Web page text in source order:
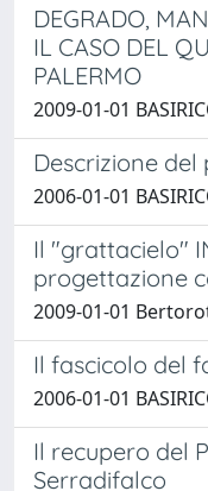
DEGRADO,
IL CASO DEL
PALERMO
2009-01-01
Descrizione
2006-01-01
Il "grattacielo"
progettazione
2009-01-01
Il fascicolo del
2006-01-01
Il recupero del
Serradifalco